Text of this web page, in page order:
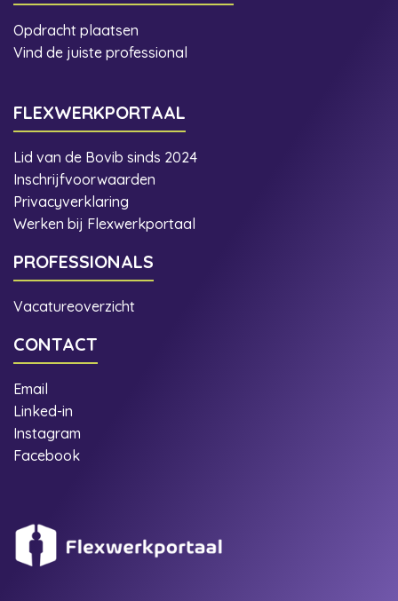
Opdracht plaatsen
Vind de juiste professional
FLEXWERKPORTAAL
Lid van de Bovib sinds 2024
Inschrijfvoorwaarden
Privacyverklaring
Werken bij Flexwerkportaal
PROFESSIONALS
Vacatureoverzicht
CONTACT
Email
Linked-in
Instagram
Facebook